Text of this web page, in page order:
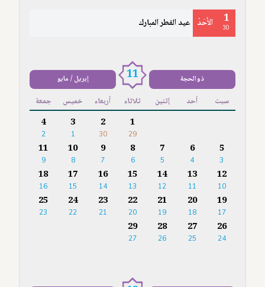
1
30 الأَحَدُ عيد الفطر المبارك
ذوالحجة 11 إبريل / مايو
سبت أحد إثنين ثلاثاء أربعاء خميس جمعة
1
29
2
30
3
1
4
2
5
3
6
4
7
5
8
6
9
7
10
8
11
9
12
10
13
11
14
12
15
13
16
14
17
15
18
16
19
17
20
18
21
19
22
20
23
21
24
22
25
23
26
24
27
25
28
26
29
27